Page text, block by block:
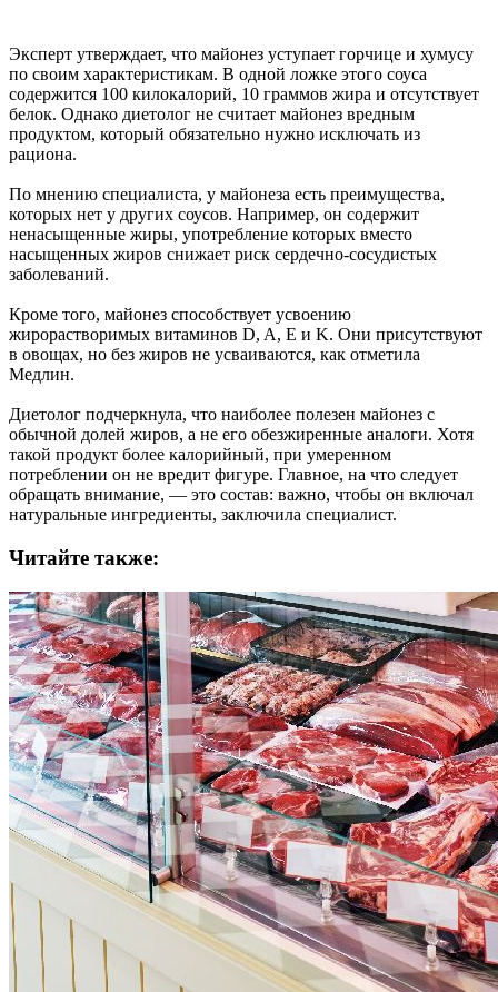
Эксперт утверждает, что майонез уступает горчице и хумусу
по своим характеристикам. В одной ложке этого соуса
содержится 100 килокалорий, 10 граммов жира и отсутствует
белок. Однако диетолог не считает майонез вредным
продуктом, который обязательно нужно исключать из
рациона.
По мнению специалиста, у майонеза есть преимущества,
которых нет у других соусов. Например, он содержит
ненасыщенные жиры, употребление которых вместо
насыщенных жиров снижает риск сердечно-сосудистых
заболеваний.
Кроме того, майонез способствует усвоению
жирорастворимых витаминов D, A, E и K. Они присутствуют
в овощах, но без жиров не усваиваются, как отметила
Медлин.
Диетолог подчеркнула, что наиболее полезен майонез с
обычной долей жиров, а не его обезжиренные аналоги. Хотя
такой продукт более калорийный, при умеренном
потреблении он не вредит фигуре. Главное, на что следует
обращать внимание, — это состав: важно, чтобы он включал
натуральные ингредиенты, заключила специалист.
Читайте также: